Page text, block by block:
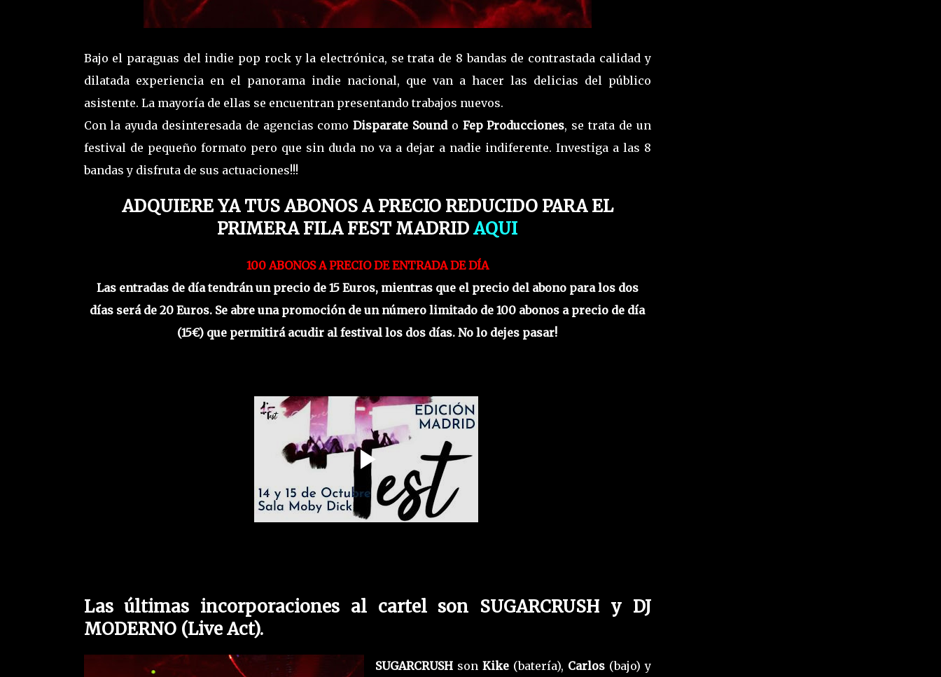
Bajo el paraguas del indie pop rock y la electrónica, se trata de 8 bandas de contrastada calidad y
dilatada experiencia en el panorama indie nacional, que van a hacer las delicias del público
asistente. La mayoría de ellas se encuentran presentando trabajos nuevos.
Con la ayuda desinteresada de agencias comoDisparate Soundo Fep Producciones, se trata de un
festival de pequeño formato pero que sin duda no va a dejar a nadie indiferente. Investiga a las 8
bandas y disfruta de sus actuaciones!!!
ADQUIERE YA TUS ABONOS A PRECIO REDUCIDO PARA EL
PRIMERA FILA FEST MADRIDAQUI
100 ABONOS A PRECIO DE ENTRADA DE DÍA
Las entradas de día tendrán un precio de 15 Euros, mientras que el precio del abono para los dos
días será de 20 Euros. Se abre una promoción de un número limitado de 100 abonos a precio de día
(15€) que permitirá acudir al festival los dos días. No lo dejes pasar!
Las últimas incorporaciones al cartel son SUGARCRUSH y DJ
MODERNO (Live Act).
SUGARCRUSHson Kike (batería), Carlos (bajo) y